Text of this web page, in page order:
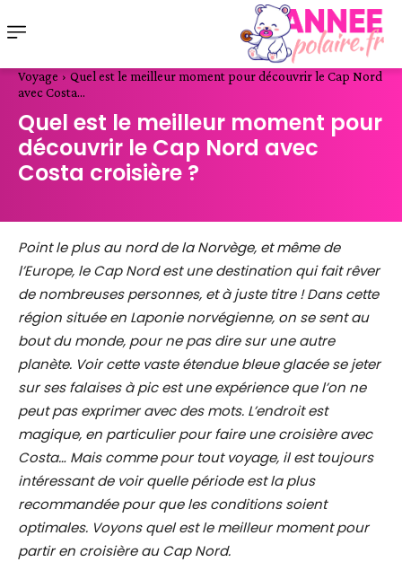
Voyage
Quel est le meilleur moment pour découvrir le Cap Nord
avec Costa...
Quel est le meilleur moment pour
découvrir le Cap Nord avec
Costa croisière ?
Point le plus au nord de la Norvège, et même de
l’Europe, le Cap Nord est une destination qui fait rêver
de nombreuses personnes, et à juste titre ! Dans cette
région située en Laponie norvégienne, on se sent au
bout du monde, pour ne pas dire sur une autre
planète. Voir cette vaste étendue bleue glacée se jeter
sur ses falaises à pic est une expérience que l’on ne
peut pas exprimer avec des mots. L’endroit est
magique, en particulier pour faire une croisière avec
Costa… Mais comme pour tout voyage, il est toujours
intéressant de voir quelle période est la plus
recommandée pour que les conditions soient
optimales. Voyons quel est le meilleur moment pour
partir en croisière au Cap Nord.